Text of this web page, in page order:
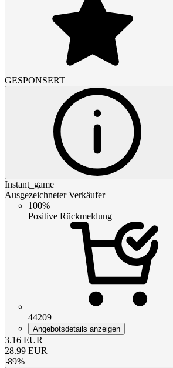
GESPONSERT
Instant_game
Ausgezeichneter Verkäufer
100%
Positive Rückmeldung
44209
Angebotsdetails anzeigen
3.16 EUR
28.99 EUR
-89%